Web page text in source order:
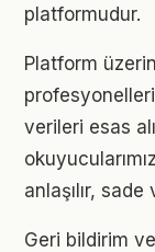
platformudur.
Platform
verileri esas
anlaşılır,
Geri bildirim